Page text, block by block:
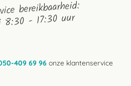
bereikbaarheid:
- 17:30 uur
409 69 96 onze klantenservice